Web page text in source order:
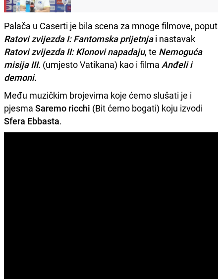
Palača u Caserti je bila scena za mnoge filmove, poput
Ratovi zvijezda I: Fantomska prijetnjai nastavak
Ratovi zvijezda II: Klonovi napadaju, te Nemoguća
misija III. (umjesto Vatikana) kao i filma Anđeli i
demoni.
Među muzičkim brojevima koje ćemo slušati je i
pjesma Saremo ricchi (Bit ćemo bogati) koju izvodi
Sfera Ebbasta.